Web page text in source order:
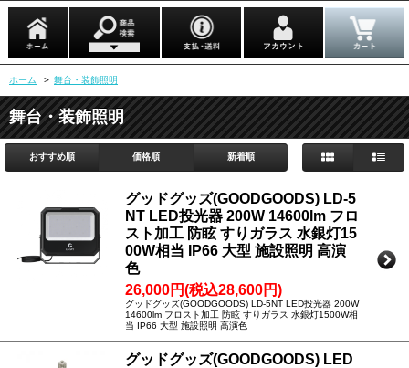
ホーム > 舞台・装飾照明
舞台・装飾照明
おすすめ順 価格順 新着順
グッドグッズ(GOODGOODS) LD-5
NT LED投光器 200W 14600lm フロ
スト加工 防眩 すりガラス 水銀灯15
00W相当 IP66 大型 施設照明 高演
色
26,000円(税込28,600円)
グッドグッズ(GOODGOODS) LD-5NT LED投光器 200W
14600lm フロスト加工 防眩 すりガラス 水銀灯1500W相
当 IP66 大型 施設照明 高演色
グッドグッズ(GOODGOODS) LED